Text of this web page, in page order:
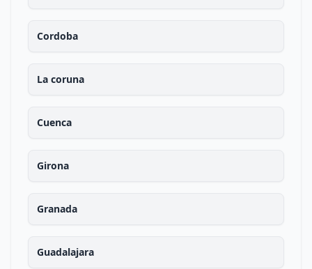
Cordoba
La coruna
Cuenca
Girona
Granada
Guadalajara